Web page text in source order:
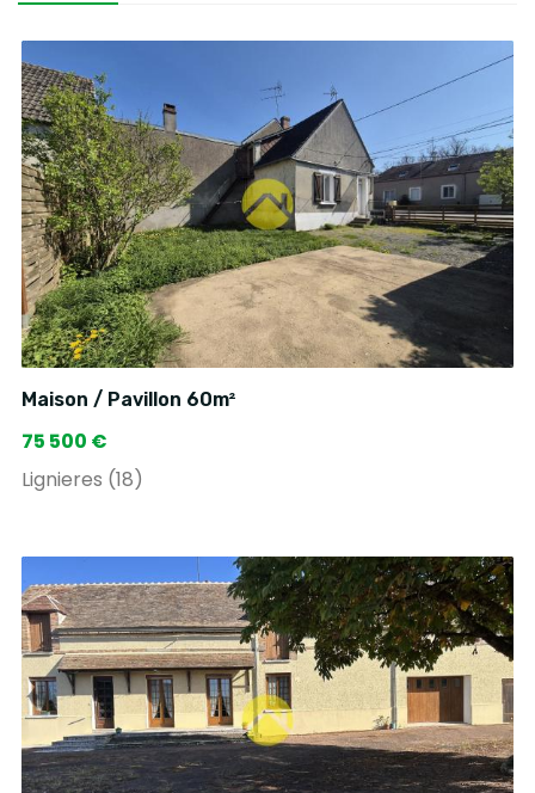
Maison / Pavillon 60m²
75 500 €
Lignieres (18)